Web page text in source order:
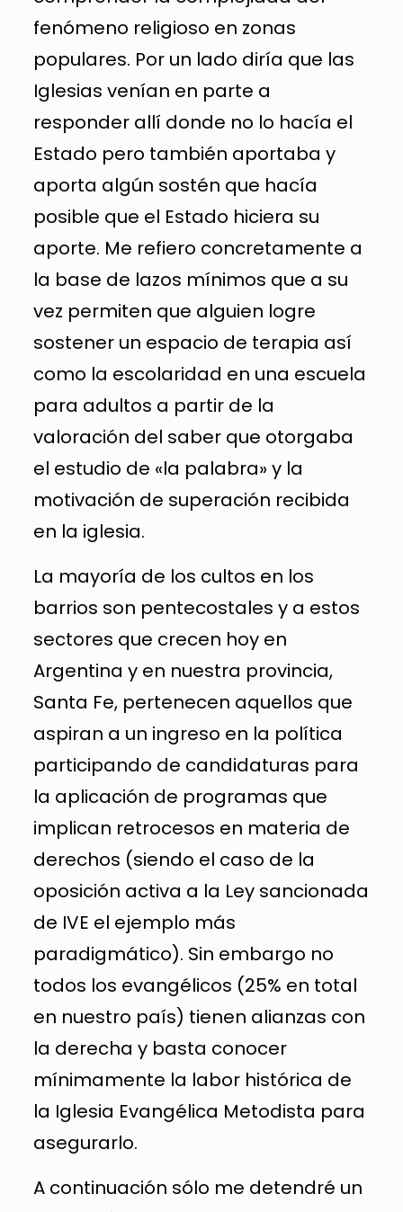
fenómeno religioso en zonas
populares. Por un lado diría que las
Iglesias venían en parte a
responder allí donde no lo hacía el
Estado pero también aportaba y
aporta algún sostén que hacía
posible que el Estado hiciera su
aporte. Me refiero concretamente a
la base de lazos mínimos que a su
vez permiten que alguien logre
sostener un espacio de terapia así
como la escolaridad en una escuela
para adultos a partir de la
valoración del saber que otorgaba
el estudio de «la palabra» y la
motivación de superación recibida
en la iglesia.
La mayoría de los cultos en los
barrios son pentecostales y a estos
sectores que crecen hoy en
Argentina y en nuestra provincia,
Santa Fe, pertenecen aquellos que
aspiran a un ingreso en la política
participando de candidaturas para
la aplicación de programas que
implican retrocesos en materia de
derechos (siendo el caso de la
oposición activa a la Ley sancionada
de IVE el ejemplo más
paradigmático). Sin embargo no
todos los evangélicos (25% en total
en nuestro país) tienen alianzas con
la derecha y basta conocer
mínimamente la labor histórica de
la Iglesia Evangélica Metodista para
asegurarlo.
A continuación sólo me detendré un